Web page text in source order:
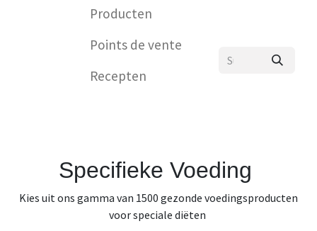
Producten
Points de vente
Recepten
Specifieke Voeding
Kies uit ons gamma van 1500 gezonde voedingsproducten
voor speciale diëten